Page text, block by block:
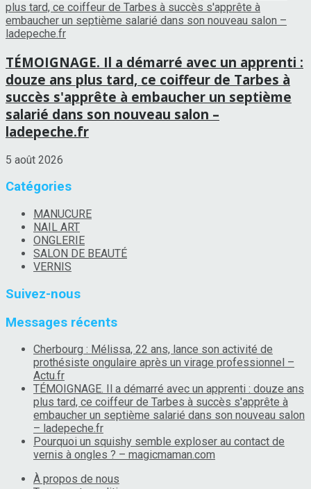
TÉMOIGNAGE. Il a démarré avec un apprenti :
douze ans plus tard, ce coiffeur de Tarbes à
succès s'apprête à embaucher un septième
salarié dans son nouveau salon –
ladepeche.fr
5 août 2026
Catégories
MANUCURE
NAIL ART
ONGLERIE
SALON DE BEAUTÉ
VERNIS
Suivez-nous
Messages récents
Cherbourg : Mélissa, 22 ans, lance son activité de
prothésiste ongulaire après un virage professionnel –
Actu.fr
TÉMOIGNAGE. Il a démarré avec un apprenti : douze ans
plus tard, ce coiffeur de Tarbes à succès s'apprête à
embaucher un septième salarié dans son nouveau salon
– ladepeche.fr
Pourquoi un squishy semble exploser au contact de
vernis à ongles ? – magicmaman.com
À propos de nous